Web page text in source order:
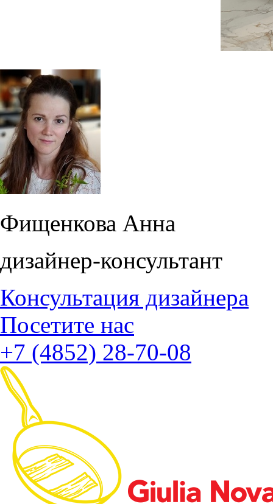
Фищенкова Анна
дизайнер-консультант
Консультация дизайнера
Посетите нас
+7 (4852) 28-70-08